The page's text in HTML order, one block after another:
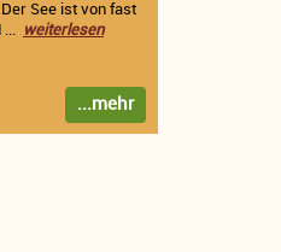
See ist von fast
... weiterlesen
...mehr